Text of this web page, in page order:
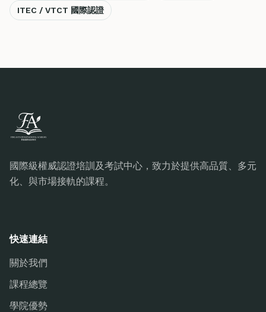
ITEC / VTCT 國際認證
國際級權威認證培訓及考試中心，致力於提供高品質、多元
化、與市場接軌的課程。
快速連結
關於我們
課程總覽
學院優勢